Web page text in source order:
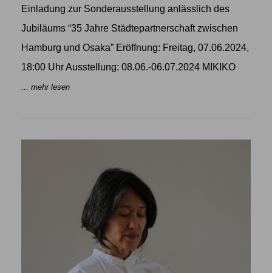
Einladung zur Sonderausstellung anlässlich des
Jubiläums “35 Jahre Städtepartnerschaft zwischen
Hamburg und Osaka” Eröffnung: Freitag, 07.06.2024,
18:00 Uhr Ausstellung: 08.06.-06.07.2024 MIKIKO
... mehr lesen